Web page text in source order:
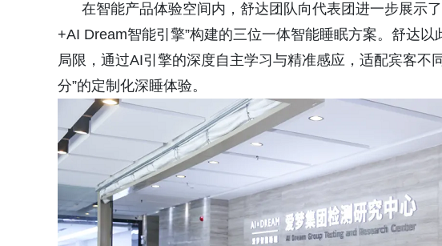
在智能产品体验空间内，舒达团队向代表团进一步展示
+AI Dream智能引擎”构建的三位一体智能睡眠方案。舒达
局限，通过AI引擎的深度自主学习与精准感应，适配宾客不
分”的定制化深睡体验。